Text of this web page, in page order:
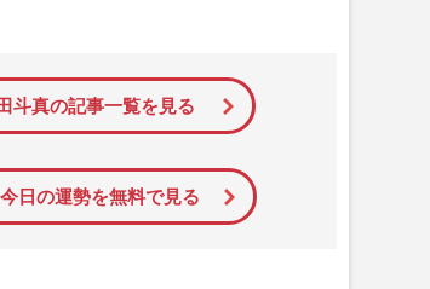
斗真の記事一覧を見る
今日の運勢を無料で見る